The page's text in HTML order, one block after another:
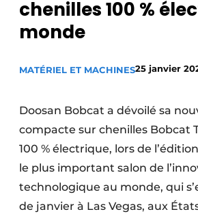
Termes et conditions
Video’s
Construction bois
Contrôle d’accès
Éclairage
Fondations
chenilles 100 %
monde
MATÉRIEL ET MACHINES25 janvier
Doosan Bobcat a dévoilé sa
compacte sur chenilles Bobcat
100 % électrique, lors de
le plus important salon de
technologique au monde, qui
de janvier à Las Vegas, aux